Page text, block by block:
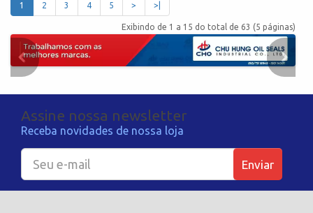
1 2 3 4 5 > >|
Exibindo de 1 a 15 do total de 63 (5 páginas)
Assine nossa newsletter
Receba novidades de nossa loja
Enviar